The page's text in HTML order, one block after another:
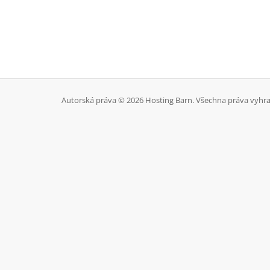
Autorská práva © 2026 Hosting Barn. Všechna práva